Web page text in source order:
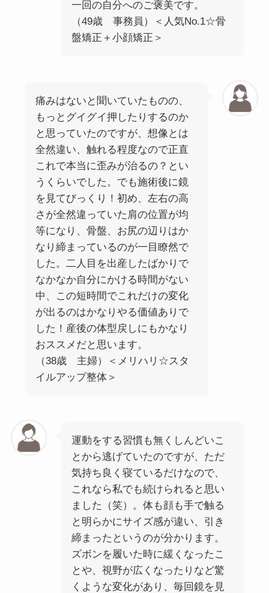
一回の自分へのご褒美です。
（49歳 事務員）＜人気No.1☆骨
盤矯正＋小顔矯正＞
痛みはないと聞いていたものの、
もっとグイグイ押したりするのか
と思っていたのですが、想像とは
全然違い、触れる程度なので正直
これで本当に歪みが治るの？とい
うくらいでした。でも施術後に鏡
を見てびっくり！初め、左右の高
さが全然違っていた肩の位置が均
等になり、骨盤、お尻の辺りはか
なり締まっているのが一目瞭然で
した。二人目を出産したばかりで
なかなか自分にかける時間がない
中、この短時間でこれだけの変化
が出るのはかなりやる価値ありで
した！産後の体型戻しにもかなり
おススメだと思います。
（38歳 主婦）＜メリハリ☆スタ
イルアップ整体＞
運動をする習慣も無くしんどいこ
とから逃げていたのですが、ただ
気持ち良く寝ているだけなので、
これなら私でも続けられると思い
ました（笑）。体も顔も手で触る
と明らかにサイズ感が違い、引き
締まったというのが分かります。
ズボンを履いた時に緩くなったこ
とや、視野が広くなったりなど驚
くような変化があり、毎回鏡を見